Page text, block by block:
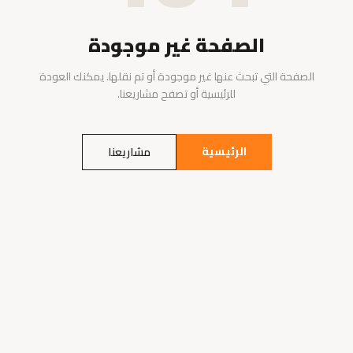
الصفحة غير موجودة
الصفحة التي تبحث عنها غير موجودة أو تم نقلها. يمكنك العودة
للرئيسية أو تصفح مشاريعنا.
الرئيسية مشاريعنا